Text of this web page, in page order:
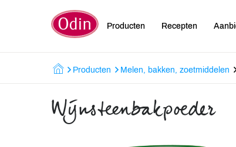
Producten Recepten
Producten Melen, bakken, zoetmiddelen
Wijnsteenbakpoeder